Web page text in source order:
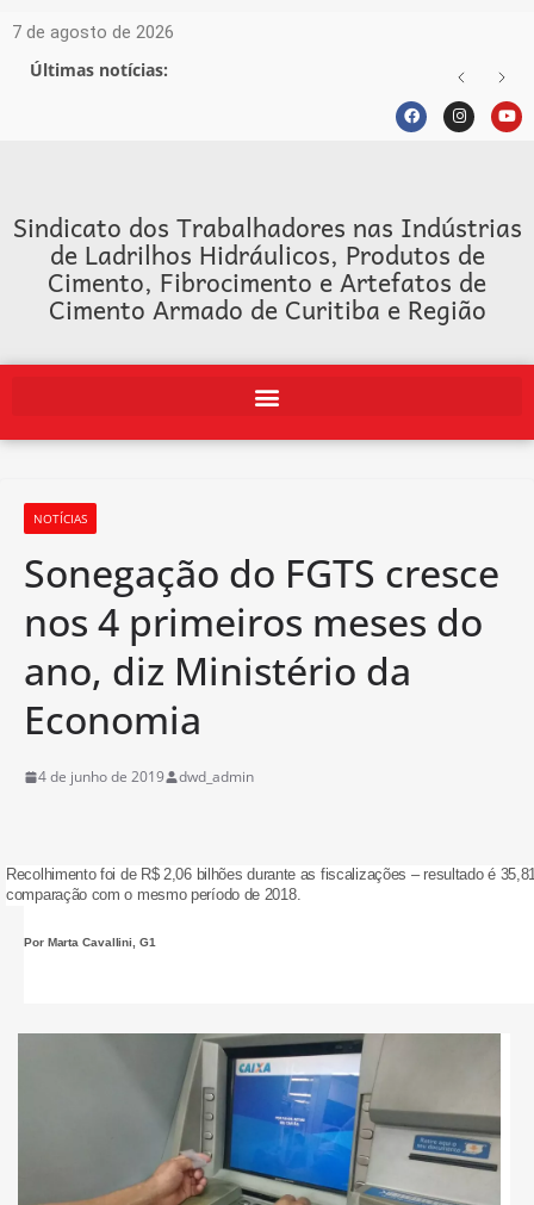
7 de agosto de 2026
Últimas notícias:
Sindicato dos Trabalhadores nas Indústrias
de Ladrilhos Hidráulicos, Produtos de
Cimento, Fibrocimento e Artefatos de
Cimento Armado de Curitiba e Região
NOTÍCIAS
Sonegação do FGTS cresce
nos 4 primeiros meses do
ano, diz Ministério da
Economia
4 de junho de 2019 dwd_admin
Recolhimento foi de R$ 2,06 bilhões durante as fiscalizações – resultado é
comparação com o mesmo período de 2018.
Por Marta Cavallini, G1